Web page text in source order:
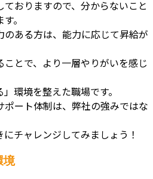
おりますので、分からないこと
。
のある方は、能力に応じて昇給が
とで、より一層やりがいを感じ
環境を整えた職場です。
ート体制は、弊社の強みではな
チャレンジしてみましょう！
境